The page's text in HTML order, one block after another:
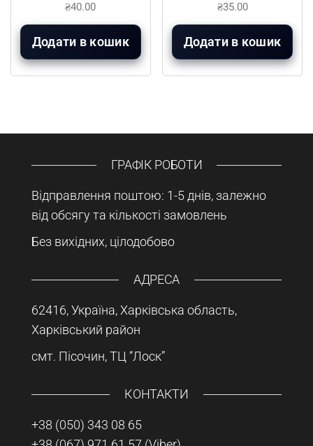
₴40.00
Додати в кошик
₴35.00
Додати в кошик
ГРАФІК РОБОТИ
Відправлення поштою: 1-5 днів, залежно
від обсягу та кількості замовлень
Без вихідних, цілодобово
АДРЕСА
62416, Україна, Харківська область,
Харківський район
смт. Пісочин, ТЦ “Лоск”
КОНТАКТИ
+38 (050) 343 08 65